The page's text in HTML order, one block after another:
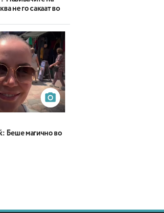
не го сакаат во
Беше магично во